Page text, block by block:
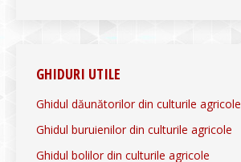
GHIDURI UTILE
Ghidul dăunătorilor din culturile agricole
Ghidul buruienilor din culturile agricole
Ghidul bolilor din culturile agricole